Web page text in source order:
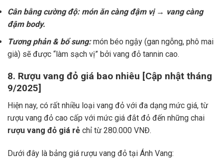
Cân bằng cường độ: món ăn càng đậm vị → vang càng
đậm body.
Tương phản & bổ sung:món béo ngậy (gan ngỗng, phô mai
già) sẽ được “làm sạch vị” bởi vang đỏ tannin cao.
8. Rượu vang đỏ giá bao nhiêu [Cập nhật tháng
9/2025]
Hiện nay, có rất nhiều loại vang đỏ với đa dạng mức giá, từ
rượu vang đỏ cao cấp với mức giá đắt đỏ đến những chai
rượu vang đỏ giá rẻ chỉ từ 280.000 VNĐ.
Dưới đây là bảng giá rượu vang đỏ tại Ánh Vang: